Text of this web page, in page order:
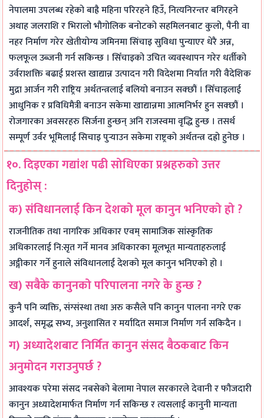
नेपालमा उपलब्ध रहेको बाह्रै महिना परिरहने हिउँ, नित्यनिरन्तर बगिरहने
अथाह जलराशि र भिरालो भौगोलिक बनोटको सहमिलनबाट कुलो, पैनी वा
नहर निर्माण गरेर खेतीयोग्य जमिनमा सिंचाइ सुविधा पुन्याएर धेरै अन्न,
फलफूल उब्जनी गर्न सकिन्छ । सिँचाइको उचित व्यवस्थापन गरेर धर्तीको
उर्वराशक्ति बढाई प्रशस्त खाद्यान्न उत्पादन गरी विदेशमा निर्यात गरी वैदेशिक
मुद्रा आर्जन गरी राष्ट्रिय अर्थतन्त्रलाई बलियो बनाउन सक्छौं । सिँचाइलाई
आधुनिक र प्रविधिमैत्री बनाउन सकेमा खाद्यान्नमा आत्मनिर्भर हुन सक्छौं ।
रोजगारका अवसरहरु सिर्जना हुन्छन् अनि राजस्वमा वृद्धि हुन्छ । तसर्थ
सम्पूर्ण उर्वर भूमिलाई सिचाइ पुर्‍याउन सकेमा राष्ट्रको अर्थतन्त्र दह्रो हुनेछ ।
१०. दिइएका गद्यांश पढी सोधिएका प्रश्नहरुको उत्तर
दिनुहोस् :
क) संविधानलाई किन देशको मूल कानुन भनिएको हो ?
राजनीतिक तथा नागरिक अधिकार एवम् सामाजिक सांस्कृतिक
अधिकारलाई नि:सृत गर्ने मानव अधिकारका मूलभूत मान्यताहरुलाई
अङ्गीकार गर्ने हुनाले संविधानलाई देशको मूल कानुन भनिएको हो ।
ख) सबैके कानुनको परिपालना नगरे के हुन्छ ?
कुनै पनि व्यक्ति, संग्संस्था तथा अरु कसैले पनि कानुन पालना नगरे एक
आदर्श, समृद्ध सभ्य, अनुशासित र मर्यादित समाज निर्माण गर्न सकिदैन ।
ग) अध्यादेशबाट निर्मित कानुन संसद बैठकबाट किन
अनुमोदन गराउनुपर्छ ?
आवश्यक परेमा संसद नबसेको बेलामा नेपाल सरकारले देवानी र फौजदारी
कानुन अध्यादेशमार्फत निर्माण गर्न सकिन्छ र त्यसलाई कानुनी मान्यता